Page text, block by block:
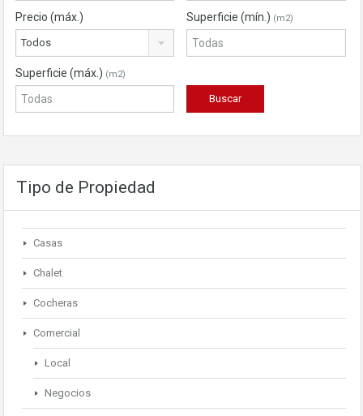
Precio (máx.)
Todos
Superficie (mín.) (m2)
Superficie (máx.) (m2)
Tipo de Propiedad
Casas
Chalet
Cocheras
Comercial
Local
Negocios